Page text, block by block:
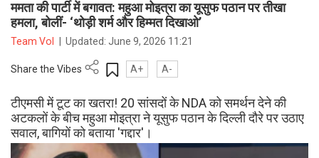
ममता की पार्टी में बगावत: महुआ मोइत्रा का यूसुफ पठान पर तीखा
हमला, बोलीं- ‘थोड़ी शर्म और हिम्मत दिखाओ’
Team VoI Updated:June 9, 2026 11:21
Share the Vibes A+ A-
टीएमसी में टूट का खतरा! 20 सांसदों के NDA को समर्थन देने की
अटकलों के बीच महुआ मोइत्रा ने यूसुफ पठान के दिल्ली दौरे पर उठाए
सवाल, बागियों को बताया 'गद्दार'।